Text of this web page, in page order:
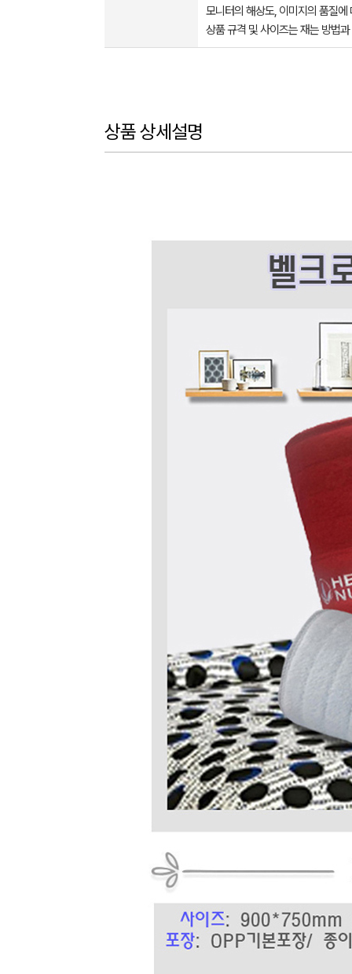
모니터의 해상도, 이미지의 품질
상품 규격 및 사이즈는 재는 방법
상품 상세설명